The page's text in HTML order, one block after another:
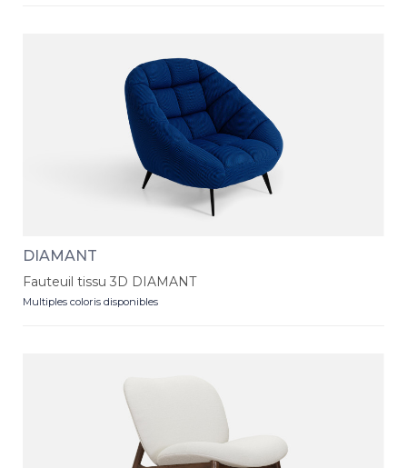
DIAMANT
Fauteuil tissu 3D DIAMANT
Multiples coloris disponibles